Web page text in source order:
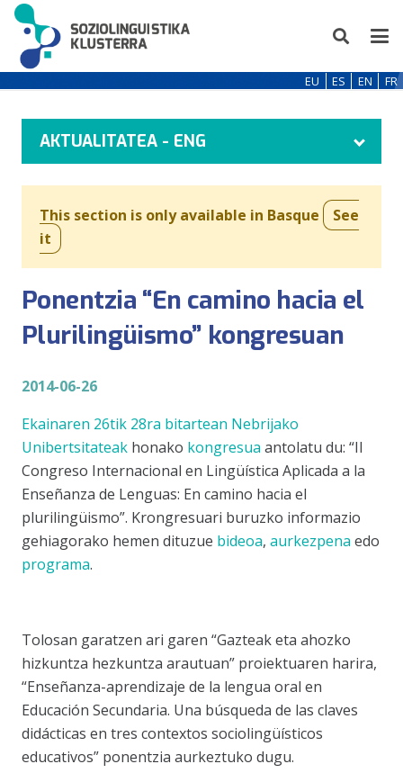
EU ES EN FR
AKTUALITATEA - ENG
This section is only available in Basque
See
it
Ponentzia “En camino hacia el
Plurilingüismo” kongresuan
2014-06-26
Ekainaren 26tik 28ra bitartean Nebrijako
Unibertsitateak honako kongresua antolatu du: “II
Congreso Internacional en Lingüística Aplicada a la
Enseñanza de Lenguas: En camino hacia el
plurilingüismo”. Krongresuari buruzko informazio
gehiagorako hemen dituzue bideoa, aurkezpena edo
programa.
Tolosan garatzen ari garen “Gazteak eta ahozko
hizkuntza hezkuntza arautuan” proiektuaren harira,
“Enseñanza-aprendizaje de la lengua oral en
Educación Secundaria. Una búsqueda de las claves
didácticas en tres contextos sociolingüísticos
educativos” ponentzia aurkeztuko dugu.